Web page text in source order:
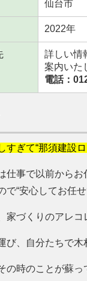
仙台市
2022年
詳しい情
案内いた
電話：
すぎて“那須建設
仕事で以前から
で“安心してお任
家づくりのアレコ
び、自分たちで木
の時のことが蘇っ